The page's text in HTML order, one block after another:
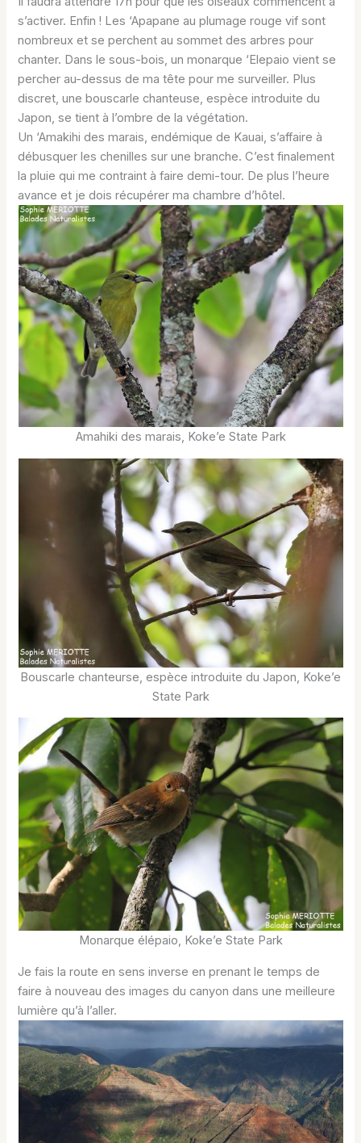
s’activer. Enfin ! Les ‘Apapane au plumage rouge vif sont
nombreux et se perchent au sommet des arbres pour
chanter. Dans le sous-bois, un monarque ‘Elepaio vient se
percher au-dessus de ma tête pour me surveiller. Plus
discret, une bouscarle chanteuse, espèce introduite du
Japon, se tient à l’ombre de la végétation.
Un ‘Amakihi des marais, endémique de Kauai, s’affaire à
débusquer les chenilles sur une branche. C’est finalement
la pluie qui me contraint à faire demi-tour. De plus l’heure
avance et je dois récupérer ma chambre d’hôtel.
Amahiki des marais, Koke’e State Park
Bouscarle chanteurse, espèce introduite du Japon, Koke’e
State Park
Monarque élépaio, Koke’e State Park
Je fais la route en sens inverse en prenant le temps de
faire à nouveau des images du canyon dans une meilleure
lumière qu’à l’aller.